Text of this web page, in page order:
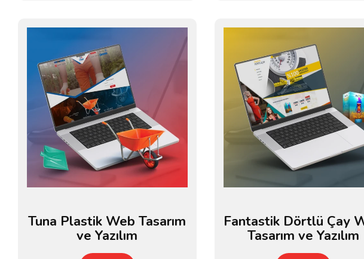
Tuna Plastik Web Tasarım
ve Yazılım
Fantastik Dörtlü Çay
Tasarım ve Yazılım